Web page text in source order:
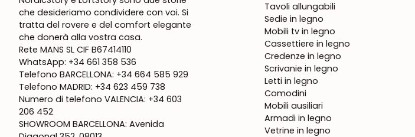
che desideriamo condividere con voi. Si
tratta del rovere e del comfort elegante
che donerà alla vostra casa.
Rete MANS SL CIF B67414110
WhatsApp: +34 661 358 536
Telefono BARCELLONA: +34 664 585 929
Telefono MADRID: +34 623 459 738
Numero di telefono VALENCIA: +34 603
206 452
SHOWROOM BARCELLONA: Avenida
Tavoli allungabili
Sedie in legno
Mobili tv in legno
Cassettiere in legno
Credenze in legno
Scrivanie in legno
Letti in legno
Comodini
Mobili ausiliari
Armadi in legno
Vetrine in legno